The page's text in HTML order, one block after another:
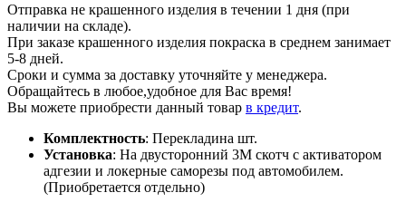
Отправка не крашенного изделия в течении 1 дня (при
наличии на складе).
При заказе крашенного изделия покраска в среднем занимает
5-8 дней.
Сроки и сумма за доставку уточняйте у менеджера.
Обращайтесь в любое,удобное для Вас время!
Вы можете приобрести данный товар в кредит.
Комплектность: Перекладина шт.
Установка: На двусторонний 3М скотч с активатором
адгезии и локерные саморезы под автомобилем.
(Приобретается отдельно)